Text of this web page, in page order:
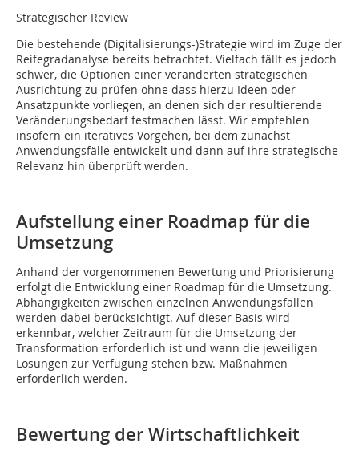
Strategischer Review
Die bestehende (Digitalisierungs-)Strategie wird im Zuge der
Reifegradanalyse bereits betrachtet. Vielfach fällt es jedoch
schwer, die Optionen einer ver­änderten strategischen
Ausrichtung zu prüfen ohne dass hierzu Ideen oder
Ansatzpunkte vorliegen, an denen sich der resultierende
Veränderungsbedarf festmachen lässt. Wir empfehlen
insofern ein iteratives Vorgehen, bei dem zunächst
Anwendungsfälle entwickelt und dann auf ihre strategische
Relevanz hin überprüft werden.
Aufstellung einer Roadmap für die
Umsetzung
Anhand der vorgenommenen Bewertung und Priorisierung
erfolgt die Entwicklung einer Roadmap für die Um­setzung.
Abhängigkeiten zwischen einzelnen Anwendungsfällen
werden dabei berücksichtigt. Auf dieser Basis wird
erkennbar, welcher Zeitraum für die Umsetzung der
Transformation erforderlich ist und wann die jeweiligen
Lösungen zur Verfügung stehen bzw. Maßnahmen
erforderlich werden.
Bewertung der Wirtschaftlichkeit